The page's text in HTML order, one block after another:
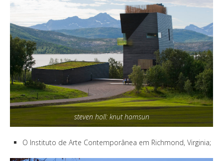
steven holl: knut hamsun
O Instituto de Arte Contemporânea em Richmond, Virginia;